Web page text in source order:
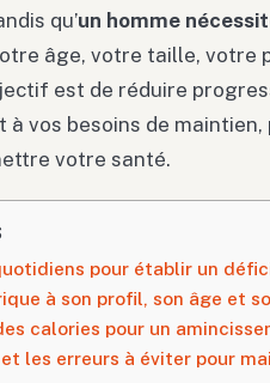
qu’un homme
âge, votre taille, votre
est de réduire
vos besoins de maintien,
votre santé.
pour établir un
à son profil, son âge et
calories pour un
les erreurs à éviter pour